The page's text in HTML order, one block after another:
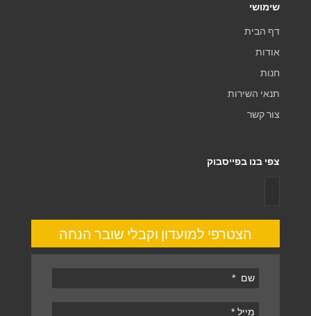
שימושי
דף הבית
אודות
חנות
תנאי השירות
צור קשר
צפי בנו בפייסבוק
הצטרפי למועדון וקבלי שובר הנחה